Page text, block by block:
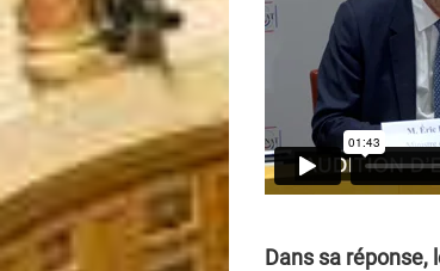
Dans sa réponse,